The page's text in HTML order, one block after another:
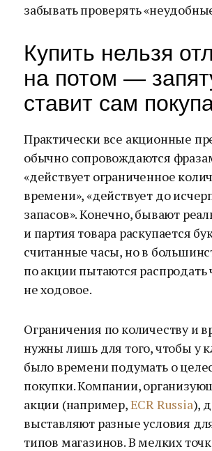
забывать проверять
Купить нельзя
на потом —
ставит сам
Практически все акционные
обычно сопровождаются
«действует ограниченное
времени», «действует до
запасов». Конечно, бывают
и партия товара раскупается
считанные часы, но в
по акции пытаются распродать
не ходовое.
Ограничения по количеству и
нужны лишь для того, чтобы у
было времени подумать о
покупки. Компании,
акции (например,ECR Russia),
выставляют разные условия
типов магазинов. В мелких